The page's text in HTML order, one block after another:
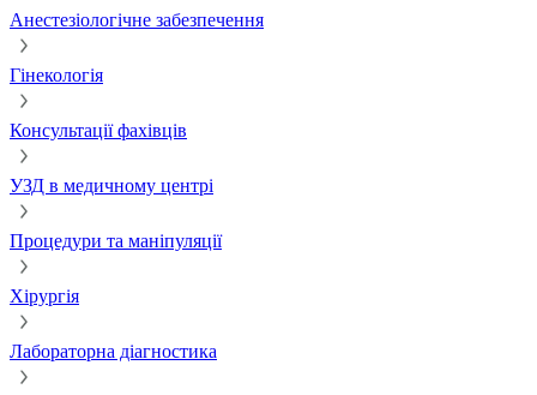
Анестезіологічне забезпечення
Гінекологія
Консультації фахівців
УЗД в медичному центрі
Процедури та маніпуляції
Хірургія
Лабораторна діагностика